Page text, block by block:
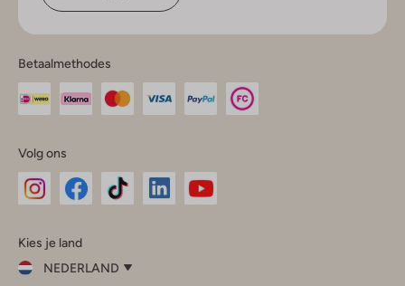
Betaalmethodes
Volg ons
InstagramFacebook
Kies je land
NEDERLAND